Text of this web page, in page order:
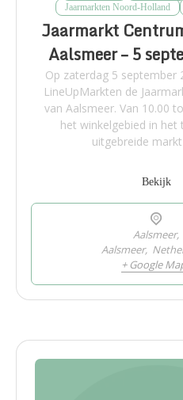
Jaarmarkten Noord-Holland
Jaarmarkt
Aalsmeer – 5
Op zaterdag 5 september
LineUpMarkten de
van Aalsmeer. Van 10.00
het winkelgebied in het
uitgebreide
Bekijk
Aalsmeer,
Aalsmeer,
+ Google